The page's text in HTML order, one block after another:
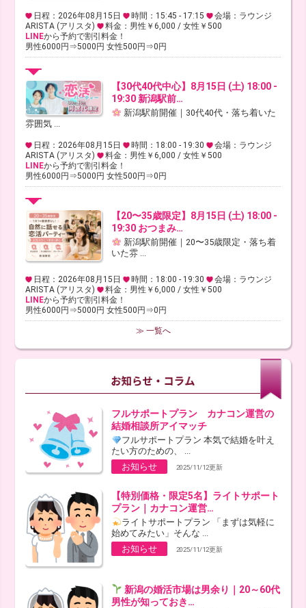
日程：2026年08月15日 時間：15:45 - 17:15
会場：ラウンジ
ARISTA (アリスタ)
料金：男性￥6,000 / 女性￥500
LINEから予約で割引料金！
男性6000円⇒5000円 女性500円⇒0円
【30代40代中心】8月15日 (土) 18:00 -
19:30 新潟駅前…
新潟駅前開催｜30代40代・落ち着いた
雰囲気 ...
日程：2026年08月15日 時間：18:00 - 19:30
会場：ラウンジ
ARISTA (アリスタ)
料金：男性￥6,000 / 女性￥500
LINEから予約で割引料金！
男性6000円⇒5000円 女性500円⇒0円
【20〜35歳限定】8月15日 (土) 18:00 -
19:30 おつまみ…
新潟駅前開催｜20〜35歳限定・落ち着
いた雰 ...
日程：2026年08月15日 時間：18:00 - 19:30
会場：ラウンジ
ARISTA (アリスタ)
料金：男性￥6,000 / 女性￥500
LINEから予約で割引料金！
男性6000円⇒5000円 女性500円⇒0円
≫ 一覧へ
フルサポートプラン カナコン運営の
結婚相談所アイマッチ
フルサポートプラン 本気で結婚を叶え
たい方のための、 ...
お知らせ
2025/11/12更新
【特別価格・限定5名】ライトサポート
プラン｜カナコン運営…
ライトサポートプラン 「まずは気軽に
始めてみたい」そんな ...
お知らせ
2025/11/12更新
新潟の婚活市場は男余り｜20～60代
男性が知っておき…